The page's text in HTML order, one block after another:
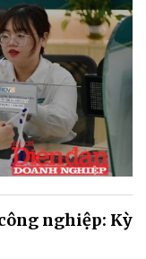
nghiệp: Kỳ